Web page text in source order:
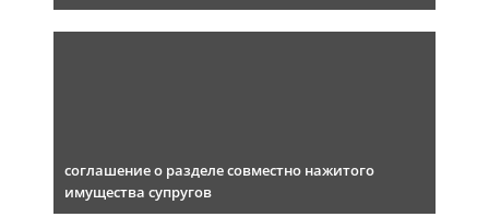
соглашение о разделе совместно нажитого
имущества супругов